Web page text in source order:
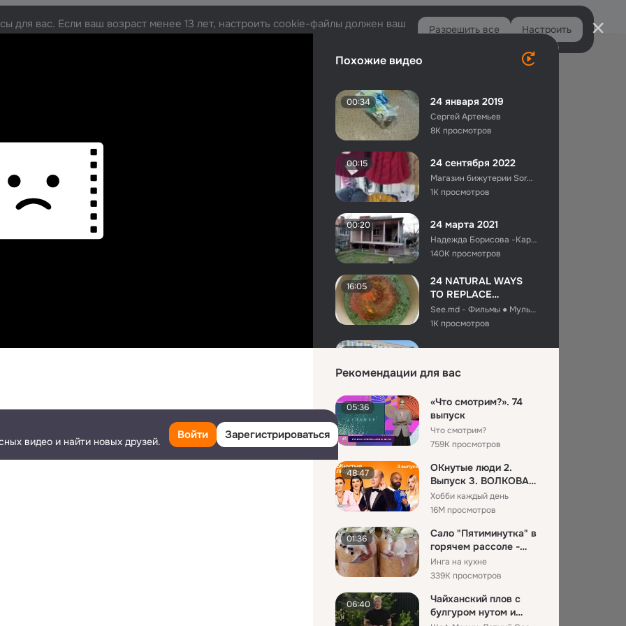
Поделиться Ещё
Похожие видео
00:34 24 января 2019
Сергей Артемьев
8K просмотров
00:15 24 сентября 2022
Магазин бижутерии Soroka Шахты
1K просмотров
00:20 24 марта 2021
Надежда Борисова -Карлина
140K просмотров
16:05
24 NATURAL WAYS
TO REPLACE
HARMFUL
CHEMICALS
See.md - Фильмы ● Мультфильмы ● Сериалы ● ТВ
1K просмотров
24 мая 2014 год.
14K просмотров
00:26 24 июля 2018
Aleksei Syrych
612 просмотров
09:08 24 августа 2023
Иван Галин
392 просмотра
00:51 24 сентября 2022
Olga Dideneva
3K просмотров
04:35 24 октября 2019
Annet Peskova ( pryadko )
Рекомендации для вас
05:36
«Что смотрим?». 74
выпуск
Что смотрим?
759K просмотров
48:47
ОКнутые люди 2.
Выпуск 3. ВОЛКОВА
и ЧЕХОВА против
ГАВРИЛИНО...
Хобби каждый день
16M просмотров
01:36
Сало "Пятиминутка" в
горячем рассоле -
ИДЕАЛЬНАЯ
ЗАКУСКА НА ...
Инга на кухне
339K просмотров
06:40
Чайханский плов с
булгуром нутом и
Войти
для вас. Если ваш возраст менее 13 лет, настроить cookie-файлы должен ваш
Разрешить все Настроить
видео и найти новых друзей.
Войти Зарегистрироваться